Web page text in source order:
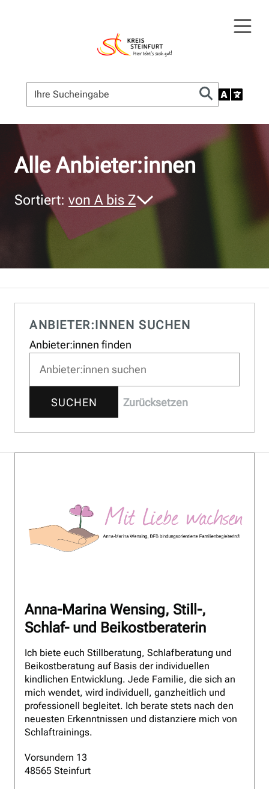
© Bildnachweis
Alle Anbieter:innen
Sortiert: von A bis Z
ANBIETER:INNEN SUCHEN
Anbieter:innen finden
SUCHEN Zurücksetzen
Anna-Marina Wensing, Still-,
Schlaf- und Beikostberaterin
Ich biete euch Stillberatung, Schlafberatung und
Beikostberatung auf Basis der individuellen
kindlichen Entwicklung. Jede Familie, die sich an
mich wendet, wird individuell, ganzheitlich und
professionell begleitet. Ich berate stets nach den
neuesten Erkenntnissen und distanziere mich von
Schlaftrainings.
Vorsundern 13
48565 Steinfurt